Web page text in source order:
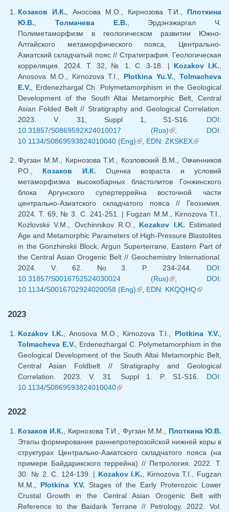
Козаков И.К. , Аносова М.О., Кирнозова Т.И., Плоткина
Ю.В.
Толмачева Е.В. , Эрдэнэжаргал Ч.
Полиметаморфизм в геологическом развитии Южно-
Алтайского метаморфического пояса, Центрально-
Азиатский складчатый пояс // Стратиграфия. Геологическая
корреляция. 2024. Т. 32, № 1. С. 3-18. | Kozakov I.K.
Anosova M.O., Kirnozova T.I., Plotkina Yu.V. ,Tolmacheva
E.V. , Erdenezhargal Ch. Polymetamorphism in the Geological
Development of the South Altai Metamorphic Belt, Central
Asian Folded Belt // Stratigraphy and Geological Correlation.
2023. V. 31, Suppl 1, S1-S16. DOI:
10.31857/S0869592X24010017 (Rus)(внешняя
ссылка)
DOI:
10.1134/S0869593824010040 (Eng)(внешняя ссылка)
EDN: ZKSKEX(внешняя
Фугзан М.М., Кирнозова Т.И., Козловский В.М., Овчинников
Р.О., Козаков И.К. Оценка возраста и условий
метаморфизма высокобарных бластолитов Гонжинского
блока Аргунского супертеррейна восточной части
центрально-Азиатского складчатого пояса // Геохимия.
2024. Т. 69, № 3. С. 241-251. | Fugzan M.M., Kirnozova T.I.,
Kozlovskii V.M., Ovchinnikov R.O., Kozakov I.K. Estimated
Age and Metamorphic Parameters of High-Pressure Blastolites
in the Gonzhinskii Block, Argun Superterrane, Eastern Part of
the Central Asian Orogenic Belt // Geochemistry International.
2024. V. 62. No 3. P. 234-244. DOI:
10.31857/S0016752524030024 (Rus)(внешняя
ссылка)
, DOI:
10.1134/S0016702924020058 (Eng)(внешняя ссылка)
EDN: KKQQHQ(внешняя
2023
Kozakov I.K. , Anosova M.O., Kirnozova T.I., Plotkina Y.V.
Tolmacheva E.V. , Erdenezhargal C. Polymetamorphism in the
Geological Development of the South Altai Metamorphic Belt,
Central Asian Foldbelt // Stratigraphy and Geological
Correlation. 2023. V. 31. Suppl 1. P. S1-S16. DOI:
10.1134/S0869593824010040(внешняя ссылка)
2022
Козаков И.К., Кирнозова Т.И., Фугзан М.М., Плоткина Ю.В.
Этапы формирования раннепротерозойской нижней коры в
структурах Центрально-Азиатского складчатого пояса (на
примере Байдарикского террейна) // Петрология. 2022. Т.
30. № 2. С. 124-139. | Kozakov I.K., Kirnozova T.I., Fugzan
M.M., Plotkina Y.V. Stages of the Early Proterozoic Lower
Crustal Growth in the Central Asian Orogenic Belt with
Reference to the Baidarik Terrane // Petrology. 2022. Vol.